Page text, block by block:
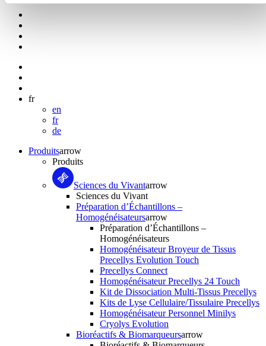
fr
en
fr
de
Produitsarrow
Produits
Sciences du Vivantarrow
Sciences du Vivant
Préparation d’Échantillons –
Homogénéisateursarrow
Préparation d’Échantillons –
Homogénéisateurs
Homogénéisateur Broyeur de Tissus
Precellys Evolution Touch
Precellys Connect
Homogénéisateur Precellys 24 Touch
Kit de Dissociation Multi-Tissus Precellys
Kits de Lyse Cellulaire/Tissulaire Precellys
Homogénéisateur Personnel Minilys
Cryolys Evolution
Bioréactifs & Biomarqueursarrow